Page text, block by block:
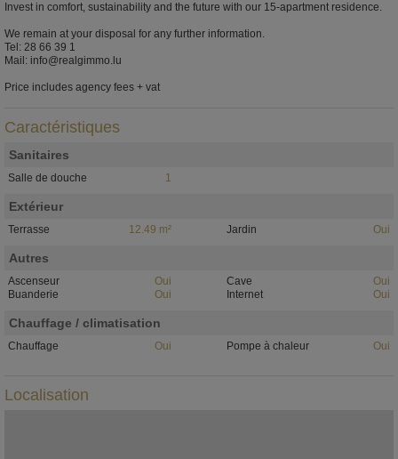
Invest in comfort, sustainability and the future with our 15-apartment residence.
We remain at your disposal for any further information.
Tel: 28 66 39 1
Mail: info@realgimmo.lu
Price includes agency fees + vat
Caractéristiques
Sanitaires
Salle de douche 1
Extérieur
Terrasse 12.49 m² Jardin Oui
Autres
Ascenseur Oui Cave
Oui
Buanderie
Oui Internet Oui
Chauffage / climatisation
Chauffage Oui Pompe à chaleur Oui
Localisation